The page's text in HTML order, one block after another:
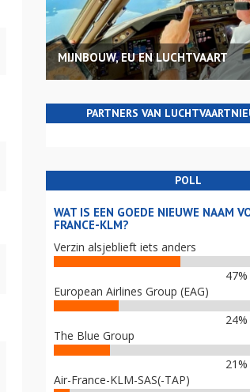
MIJNBOUW, EU EN LUCHTVAART
PARTNERS VAN
POLL
WAT IS EEN GOEDE NIEUWE NAAM
FRANCE-KLM?
Verzin alsjeblieft iets anders
European Airlines Group (EAG)
The Blue Group
Air-France-KLM-SAS(-TAP)